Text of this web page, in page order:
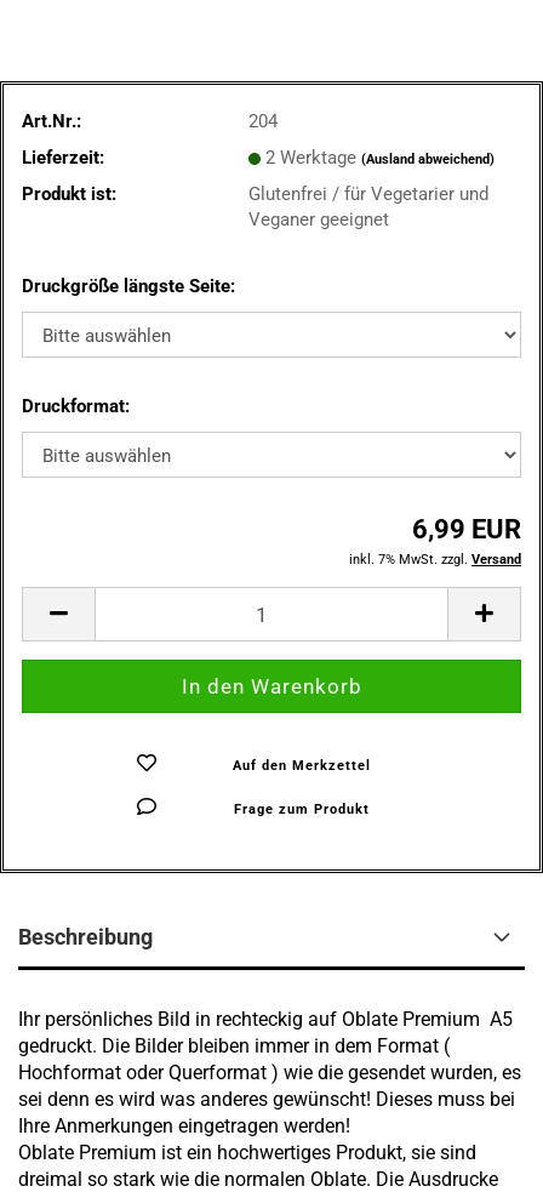
Art.Nr.:
204
Lieferzeit:
2 Werktage (Ausland abweichend)
Produkt ist:
Glutenfrei / für Vegetarier und
Veganer geeignet
Druckgröße längste Seite:
Druckformat:
6,99 EUR
inkl. 7% MwSt. zzgl. Versand
Auf den Merkzettel
Frage zum Produkt
Beschreibung
Ihr persönliches Bild in rechteckig auf Oblate Premium A5
gedruckt. Die Bilder bleiben immer in dem Format (
Hochformat oder Querformat ) wie die gesendet wurden, es
sei denn es wird was anderes gewünscht! Dieses muss bei
Ihre Anmerkungen eingetragen werden!
Oblate Premium ist ein hochwertiges Produkt, sie sind
dreimal so stark wie die normalen Oblate. Die Ausdrucke